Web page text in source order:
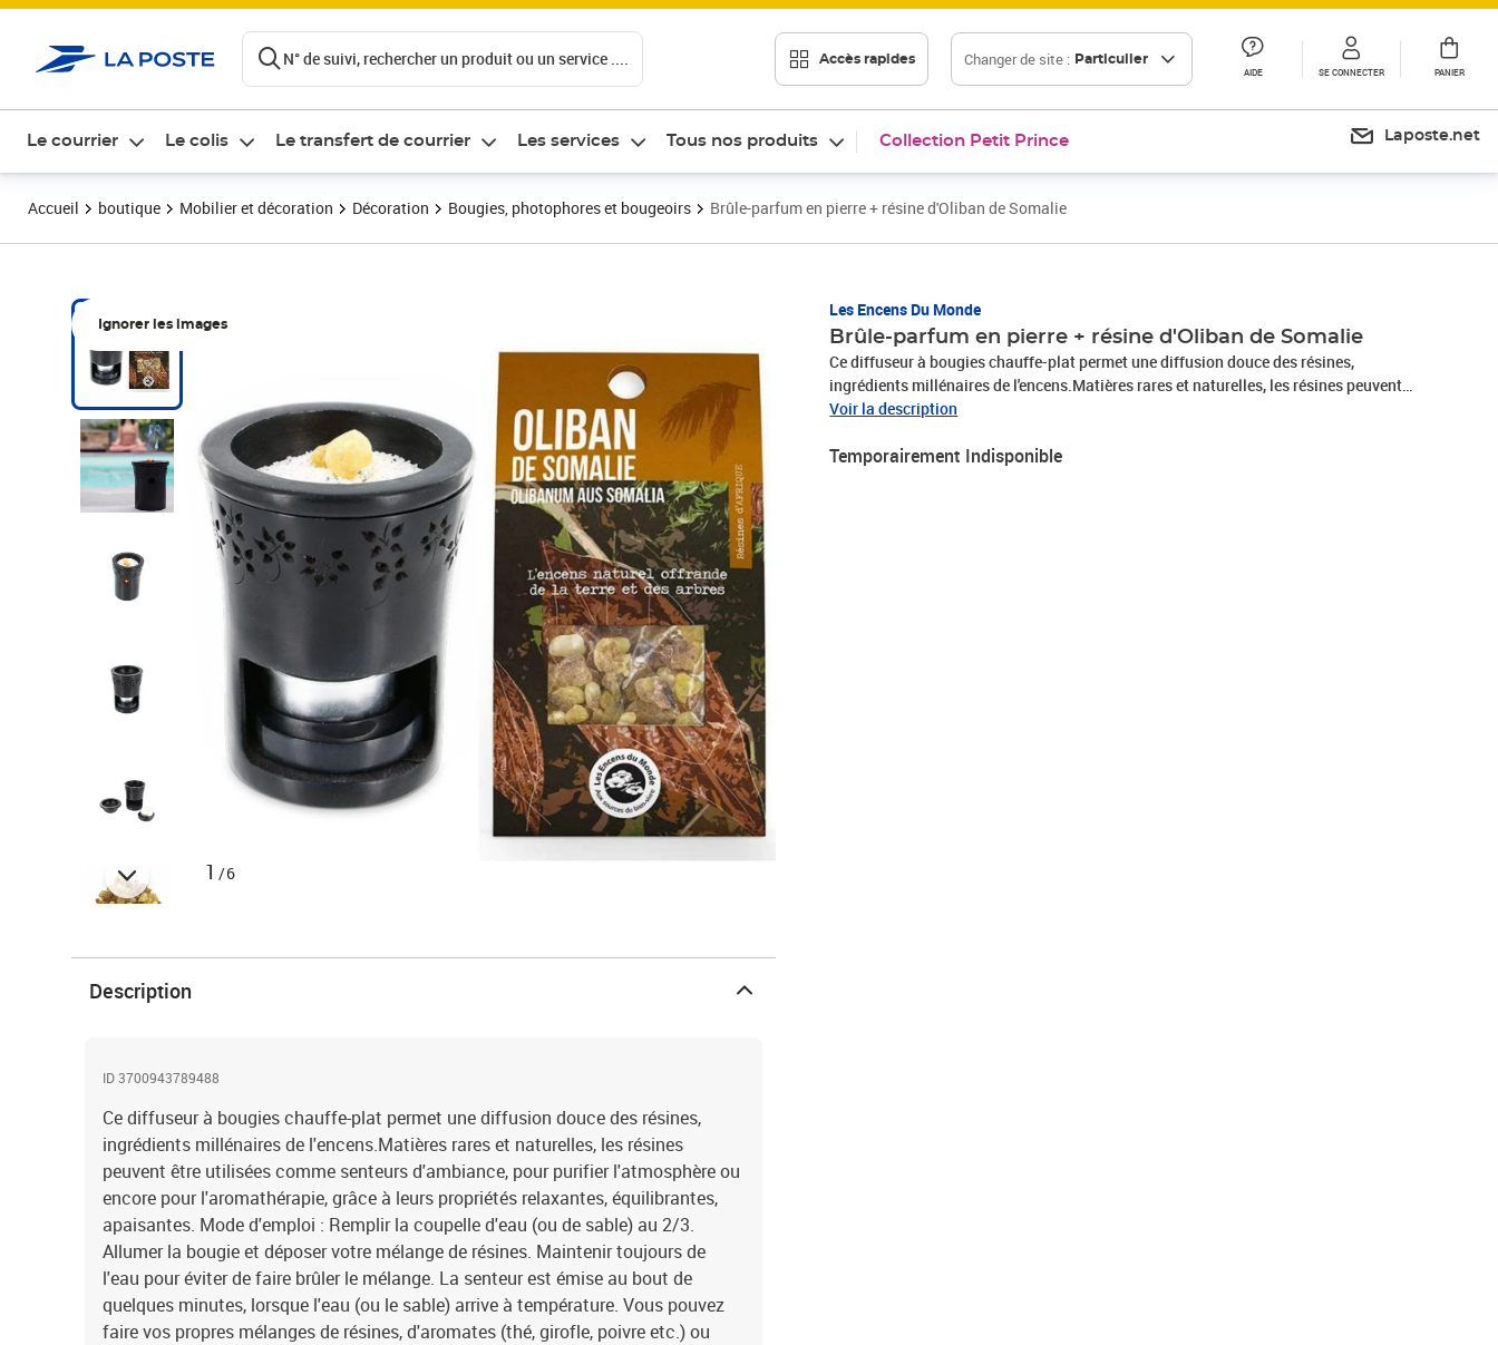
N° de suivi, rechercher un produit ou un service .... Accès rapides Changer de site : Particulier
AIDE SE CONNECTER PANIER
Le courrier Le colis Le transfert de courrier Les services Tous nos produits Collection Petit Prince Laposte.net
Accueil boutique Mobilier et décoration Décoration Bougies, photophores et bougeoirs Brûle-parfum en pierre + résine d'Oliban de Somalie
Ignorer les images
1 /6
Les Encens Du Monde
Brûle-parfum en pierre + résine d'Oliban de Somalie
Ce diffuseur à bougies chauffe-plat permet une diffusion douce des résines,
ingrédients millénaires de l'encens.Matières rares et naturelles, les résines peuvent
être utilisées comme senteurs d'ambiance, pour purifier l'atmosphère ou encore pour
d'emploi : Remplir la coupelle d'eau (ou de sable) au 2/3. Allumer la bougie et déposer
Voir la description
Temporairement Indisponible
Description
ID 3700943789488
Ce diffuseur à bougies chauffe-plat permet une diffusion douce des résines,
ingrédients millénaires de l'encens.Matières rares et naturelles, les résines
peuvent être utilisées comme senteurs d'ambiance, pour purifier l'atmosphère ou
encore pour l'aromathérapie, grâce à leurs propriétés relaxantes, équilibrantes,
apaisantes. Mode d'emploi : Remplir la coupelle d'eau (ou de sable) au 2/3.
Allumer la bougie et déposer votre mélange de résines. Maintenir toujours de
l'eau pour éviter de faire brûler le mélange. La senteur est émise au bout de
quelques minutes, lorsque l'eau (ou le sable) arrive à température. Vous pouvez
faire vos propres mélanges de résines, d'aromates (thé, girofle, poivre etc.) ou